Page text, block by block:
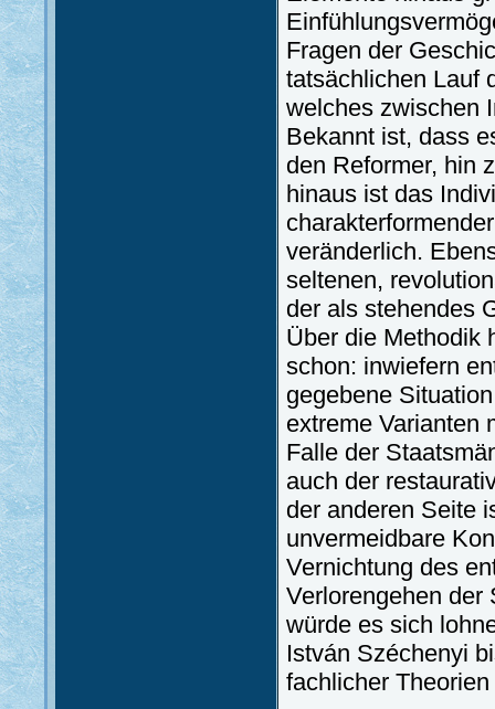
Fragen der
tatsächlichen Lauf
welches zwischen
Bekannt ist, dass
den Reformer, hin
hinaus ist das
veränderlich.
seltenen,
der als stehendes
Über die Methodik
schon: inwiefern
gegebene
extreme Varianten
Falle der
auch der
der anderen Seite
unvermeidbare
Vernichtung des
Verlorengehen der
würde es sich
István Széchenyi
fachlicher